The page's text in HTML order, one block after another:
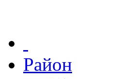
Район